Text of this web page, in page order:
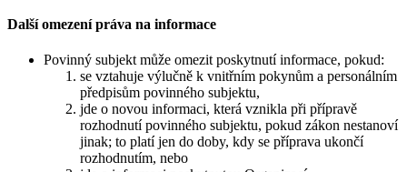
Další omezení práva na informace
Povinný subjekt může omezit poskytnutí informace, pokud:
se vztahuje výlučně k vnitřním pokynům a personálním
předpisům povinného subjektu,
jde o novou informaci, která vznikla při přípravě
rozhodnutí povinného subjektu, pokud zákon nestanoví
jinak; to platí jen do doby, kdy se příprava ukončí
rozhodnutím, nebo